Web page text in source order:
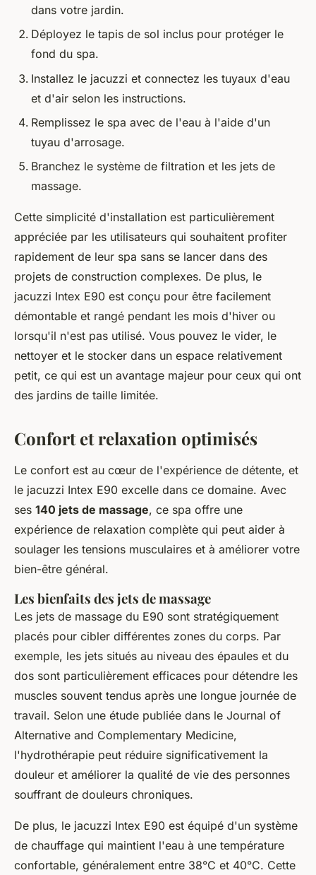
dans votre jardin.
Déployez le tapis de sol inclus pour protéger le
fond du spa.
Installez le jacuzzi et connectez les tuyaux d'eau
et d'air selon les instructions.
Remplissez le spa avec de l'eau à l'aide d'un
tuyau d'arrosage.
Branchez le système de filtration et les jets de
massage.
Cette simplicité d'installation est particulièrement
appréciée par les utilisateurs qui souhaitent profiter
rapidement de leur spa sans se lancer dans des
projets de construction complexes. De plus, le
jacuzzi Intex E90 est conçu pour être facilement
démontable et rangé pendant les mois d'hiver ou
lorsqu'il n'est pas utilisé. Vous pouvez le vider, le
nettoyer et le stocker dans un espace relativement
petit, ce qui est un avantage majeur pour ceux qui ont
des jardins de taille limitée.
Confort et relaxation optimisés
Le confort est au cœur de l'expérience de détente, et
le jacuzzi Intex E90 excelle dans ce domaine. Avec
ses 140 jets de massage, ce spa offre une
expérience de relaxation complète qui peut aider à
soulager les tensions musculaires et à améliorer votre
bien-être général.
Les bienfaits des jets de massage
Les jets de massage du E90 sont stratégiquement
placés pour cibler différentes zones du corps. Par
exemple, les jets situés au niveau des épaules et du
dos sont particulièrement efficaces pour détendre les
muscles souvent tendus après une longue journée de
travail. Selon une étude publiée dans le Journal of
Alternative and Complementary Medicine,
l'hydrothérapie peut réduire significativement la
douleur et améliorer la qualité de vie des personnes
souffrant de douleurs chroniques.
De plus, le jacuzzi Intex E90 est équipé d'un système
de chauffage qui maintient l'eau à une température
confortable, généralement entre 38°C et 40°C. Cette